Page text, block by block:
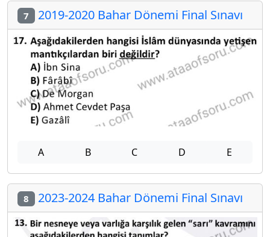
7 2019-2020 Bahar Dönemi Final Sınavı
A B C D E
8 2023-2024 Bahar Dönemi Final Sınavı